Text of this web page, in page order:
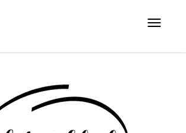
Avaa
valikko